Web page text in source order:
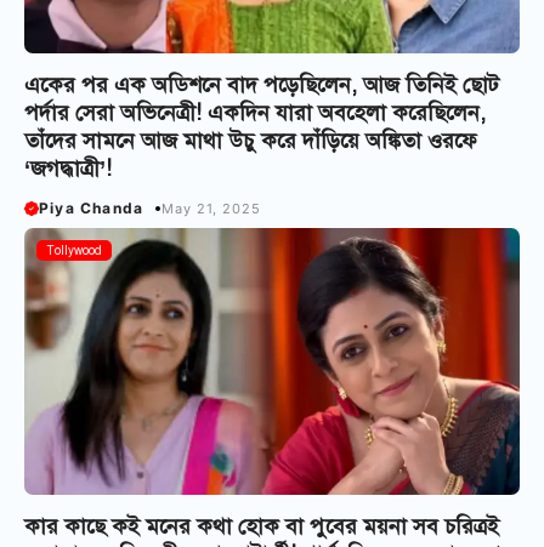
একের পর এক অডিশনে বাদ পড়েছিলেন, আজ তিনিই ছোট
পর্দার সেরা অভিনেত্রী! একদিন যারা অবহেলা করেছিলেন,
তাঁদের সামনে আজ মাথা উচু করে দাঁড়িয়ে অঙ্কিতা ওরফে
‘জগদ্ধাত্রী’!
Piya Chanda May 21, 2025
Tollywood
কার কাছে কই মনের কথা হোক বা পুবের ময়না সব চরিত্রই